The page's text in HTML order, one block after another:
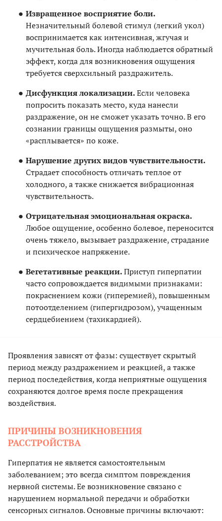
Извращенное восприятие боли.
Незначительный болевой стимул (легкий укол)
воспринимается как интенсивная, жгучая и
мучительная боль. Иногда наблюдается обратный
эффект, когда для возникновения ощущения
требуется сверхсильный раздражитель.
Дисфункция локализации.Если человека
попросить показать место, куда нанесли
раздражение, он не сможет указать точно. В его
сознании границы ощущения размыты, оно
«расплывается» по коже.
Нарушение других видов чувствительности.
Страдает способность отличать теплое от
холодного, а также снижается вибрационная
чувствительность.
Отрицательная эмоциональная окраска.
Любое ощущение, особенно болевое, переносится
очень тяжело, вызывает раздражение, страдание
и психическое напряжение.
Вегетативные реакции.Приступ гиперпатии
часто сопровождается видимыми признаками:
покраснением кожи (гиперемией), повышенным
потоотделением (гипергидрозом), учащенным
сердцебиением (тахикардией).
Проявления зависят от фазы: существует скрытый
период между раздражением и реакцией, а также
период последействия, когда неприятные ощущения
сохраняются долгое время после прекращения
воздействия.
ПРИЧИНЫ ВОЗНИКНОВЕНИЯ
РАССТРОЙСТВА
Гиперпатия не является самостоятельным
заболеванием; это всегда симптом повреждения
нервной системы. Ее возникновение связано с
нарушением нормальной передачи и обработки
сенсорных сигналов. Основные причины включают: